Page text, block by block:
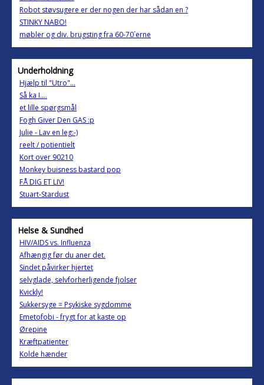
Robot støvsugere er der nogen der har sådan en ?
STINKY NABO!
møbler og div. brugsting fra 60-70´erne
Underholdning
Hjælp til "Utro"...
Så ka I....
et lille spørgsmål
Fogh Giver Den GAS :p
Julie - Lav en leg:-)
reelt / potientielt
Kort over 90210
Monkey buisness bastard pop
FÅ DIG ET LIV!
Stuart-Stardust
Helse & Sundhed
HIV/AIDS vs. Influenza
Afhængig før du aner det.
Sindet påvirker hjertet
selvglade, selvforherligende fjolser
Kvickly!
Sukkersyge = Psykiske sygdomme
Emetofobi - frygt for at kaste op
Ørepine
Kræftpatienter
Kolde hænder